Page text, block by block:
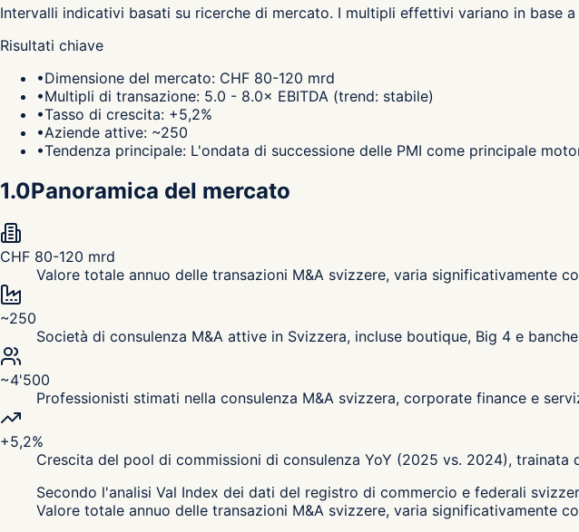
Intervalli indicativi basati su ricerche di mercato. I multipli effettivi variano in base
Risultati chiave
•Dimensione del mercato: CHF 80-120 mrd
•Multipli di transazione: 5.0 - 8.0× EBITDA (trend: stabile)
•Tasso di crescita: +5,2%
•Aziende attive: ~250
•Tendenza principale: L'ondata di successione delle PMI come principale
1.0Panoramica del mercato
CHF 80-120 mrd
Valore totale annuo delle transazioni M&A svizzere, varia significativamente
~250
Società di consulenza M&A attive in Svizzera, incluse boutique, Big 4 e
~4'500
Professionisti stimati nella consulenza M&A svizzera, corporate finance e
+5,2%
Crescita del pool di commissioni di consulenza YoY (2025 vs. 2024), trainata
Secondo l'analisi Val Index dei dati del registro di commercio e federali
Valore totale annuo delle transazioni M&A svizzere, varia significativamente